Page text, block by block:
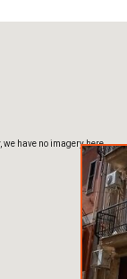
we have no imagery here.